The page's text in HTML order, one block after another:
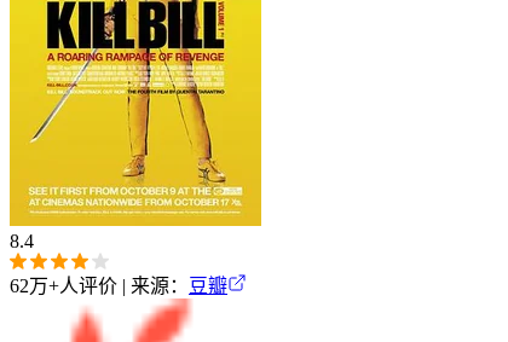
8.4
62万+人评价 | 来源： 豆瓣